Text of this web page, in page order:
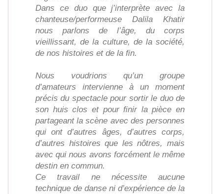
Dans ce duo que j’interprète avec la
chanteuse/performeuse Dalila Khatir
nous parlons de l’âge, du corps
vieillissant, de la culture, de la société,
de nos histoires et de la ﬁn.
Nous voudrions qu’un groupe
d’amateurs intervienne à un moment
précis du spectacle pour sortir le duo de
son huis clos et pour ﬁnir la pièce en
partageant la scène avec des personnes
qui ont d’autres âges, d’autres corps,
d’autres histoires que les nôtres, mais
avec qui nous avons forcément le même
destin en commun.
Ce travail ne nécessite aucune
technique de danse ni d’expérience de la